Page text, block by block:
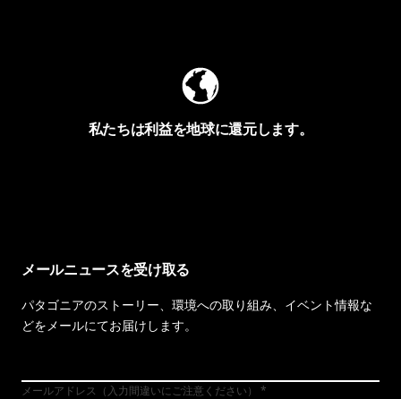
私たちは利益を地球に還元します。
メールニュースを受け取る
パタゴニアのストーリー、環境への取り組み、イベント情報な
どをメールにてお届けします。
メールアドレス（入力間違いにご注意ください）